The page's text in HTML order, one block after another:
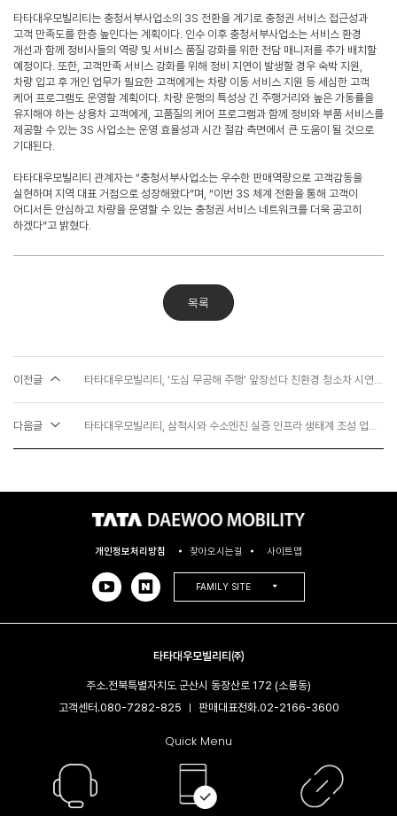
타타대우모빌리티는 충청서부사업소의 3S 전환을 계기로 충청권 서비스 접근성과
고객 만족도를 한층 높인다는 계획이다. 인수 이후 충청서부사업소는 서비스 환경
개선과 함께 정비사들의 역량 및 서비스 품질 강화를 위한 전담 매니저를 추가 배치할
예정이다. 또한, 고객만족 서비스 강화를 위해 정비 지연이 발생할 경우 숙박 지원 ,
차량 입고 후 개인 업무가 필요한 고객에게는 차량 이동 서비스 지원 등 세심한 고객
케어 프로그램도 운영할 계획이다. 차량 운행의 특성상 긴 주행거리와 높은 가동률을
유지해야 하는 상용차 고객에게 , 고품질의 케어 프로그램과 함께 정비와 부품 서비스를
제공할 수 있는 3S 사업소는 운영 효율성과 시간 절감 측면에서 큰 도움이 될 것으로
기대된다.
타타대우모빌리티 관계자는 “충청서부사업소는 우수한 판매역량으로 고객감동을
실현하며 지역 대표 거점으로 성장해왔다”며 , “이번 3S 체계 전환을 통해 고객이
어디서든 안심하고 차량을 운영할 수 있는 충청권 서비스 네트워크를 더욱 공고히
하겠다”고 밝혔다.
목록
이전글 타타대우모빌리티, ‘도심 무공해 주행’ 앞장선다 친환경 청소차 시연회에서 기쎈(GIXEN)기반 전기 청소차 선보여
다음글 타타대우모빌리티, 삼척시와 수소엔진 실증 인프라 생태계 조성 업무협약체결
개인정보처리방침 찾아오시는길 사이트맵
FAMILY SITE
타타대우모빌리티㈜
주소.전북특별자치도 군산시 동장산로 172 (소룡동)
고객센터.080-7282-825 판매대표전화.02-2166-3600​
Quick Menu